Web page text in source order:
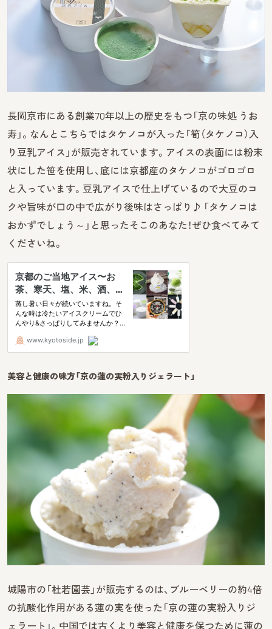
長岡京市にある創業70年以上の歴史をもつ「京の味処 うお
寿」。なんとこちらではタケノコが入った「筍（タケノコ）入
り豆乳アイス」が販売されています。アイスの表面には粉末
状にした笹を使用し、底には京都産のタケノコがゴロゴロ
と入っています。豆乳アイスで仕上げているので大豆のコ
クや旨味が口の中で広がり後味はさっぱり♪ 「タケノコは
おかずでしょう～」と思ったそこのあなた！ぜひ食べてみて
くださいね。
美容と健康の味方「京の蓮の実粉入りジェラート」
城陽市の「杜若園芸」が販売するのは、ブルーベリーの約4倍
の抗酸化作用がある蓮の実を使った「京の蓮の実粉入りジ
ェラート」。中国では古くより美容と健康を保つために蓮の